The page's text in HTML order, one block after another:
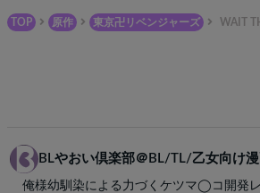
TOP 原作 東京卍リベンジャーズ WAIT
BLやおい倶楽部＠BL/TL/乙女向け
俺様幼馴染による力づくケツマ◯コ開発